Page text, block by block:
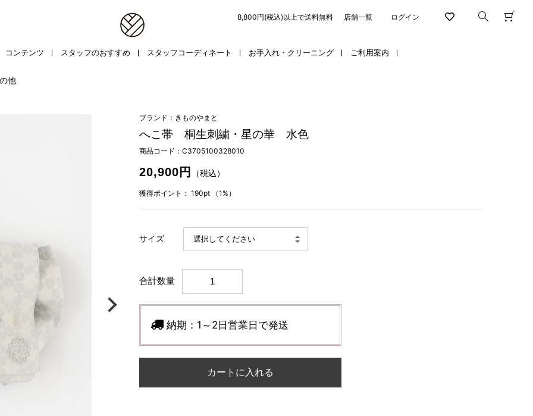
ログイン
8,800円(税込)以上で送料無料 店舗一覧
コンテンツ スタッフのおすすめ スタッフコーディネート お手入れ・クリーニング ご利用案内
他
ブランド：きものやまと
へこ帯 桐生刺繍・星の華 水色
商品コード： C3705100328010
20,900円 （税込）
獲得ポイント： 190pt （1%）
サイズ
合計数量
納期： 1～2日営業日で発送
カートに入れる